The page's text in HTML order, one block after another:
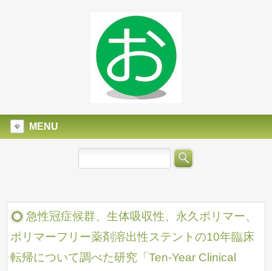
MENU
急性冠症候群、生体吸収性、永久ポリマー、
ポリマーフリー薬剤溶出性ステントの10年臨床
転帰について調べた研究「Ten-Year Clinical